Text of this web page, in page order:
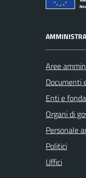
Aree
Documenti
Enti e
Organi di
Personale
Politici
Uffici